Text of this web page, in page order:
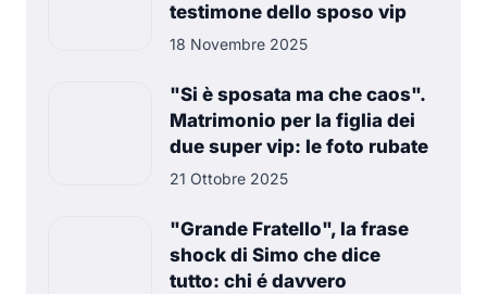
testimone dello sposo vip
18 Novembre 2025
"Si è sposata ma che caos".
Matrimonio per la figlia dei
due super vip: le foto rubate
21 Ottobre 2025
"Grande Fratello", la frase
shock di Simo che dice
tutto: chi é davvero